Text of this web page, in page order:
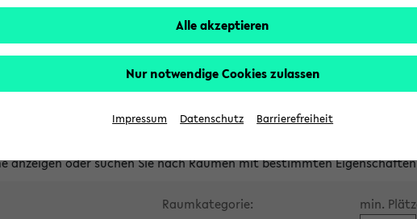
Räume
anzeigen oder suchen Sie nach Räumen mit bestimmten
Raumkategorie:
min.
Alle akzeptieren
Nur notwendige Cookies zulassen
Impressum Datenschutz Barrierefreiheit